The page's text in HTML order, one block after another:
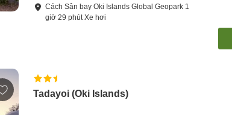
CáchSân bay Oki Islands Global Geopark 1
giờ29 phútXe hơi
Tadayoi (Oki Islands)